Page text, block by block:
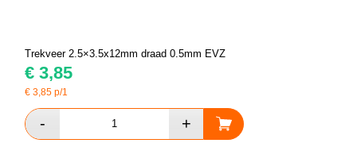
Trekveer 2.5×3.5x12mm draad 0.5mm EVZ
€ 3,85
€3,85 p/1